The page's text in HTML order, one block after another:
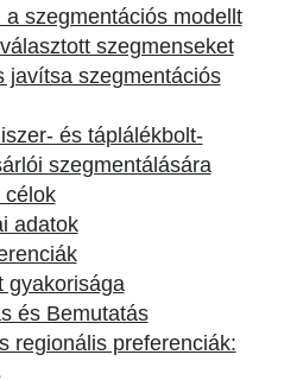
a szegmentációs modellt
szegmenseket
javítsa szegmentációs
és táplálékbolt-
szegmentálására
célok
adatok
gyakorisága
és Bemutatás
regionális preferenciák: